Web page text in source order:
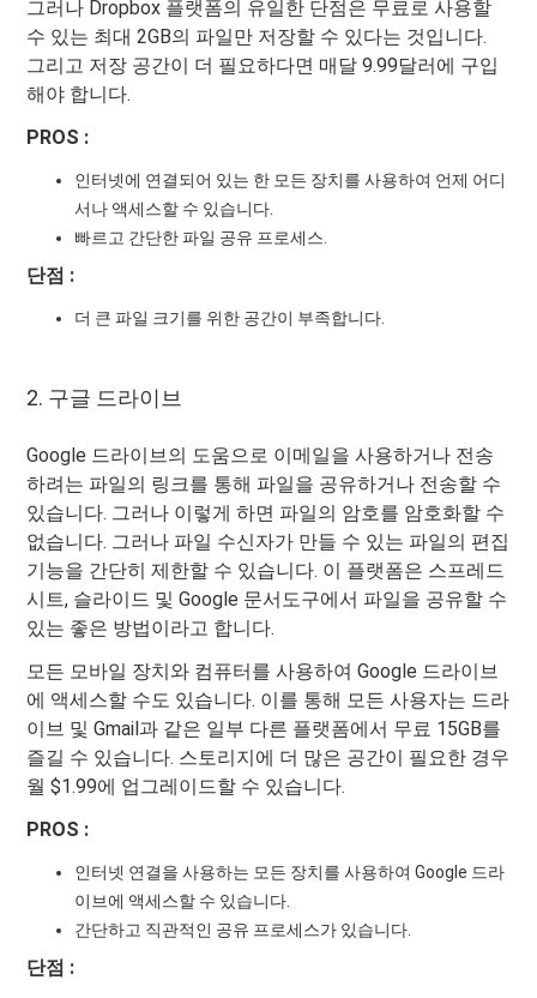
그러나 Dropbox 플랫폼의 유일한 단점은 무료로 사용할
수 있는 최대 2GB의 파일만 저장할 수 있다는 것입니다.
그리고 저장 공간이 더 필요하다면 매달 9.99달러에 구입
해야 합니다.
PROS :
인터넷에 연결되어 있는 한 모든 장치를 사용하여 언제 어디
서나 액세스할 수 있습니다.
빠르고 간단한 파일 공유 프로세스.
단점 :
더 큰 파일 크기를 위한 공간이 부족합니다.
2. 구글 드라이브
Google 드라이브의 도움으로 이메일을 사용하거나 전송
하려는 파일의 링크를 통해 파일을 공유하거나 전송할 수
있습니다. 그러나 이렇게 하면 파일의 암호를 암호화할 수
없습니다. 그러나 파일 수신자가 만들 수 있는 파일의 편집
기능을 간단히 제한할 수 있습니다. 이 플랫폼은 스프레드
시트, 슬라이드 및 Google 문서도구에서 파일을 공유할 수
있는 좋은 방법이라고 합니다.
모든 모바일 장치와 컴퓨터를 사용하여 Google 드라이브
에 액세스할 수도 있습니다. 이를 통해 모든 사용자는 드라
이브 및 Gmail과 같은 일부 다른 플랫폼에서 무료 15GB를
즐길 수 있습니다. 스토리지에 더 많은 공간이 필요한 경우
월 $1.99에 업그레이드할 수 있습니다.
PROS :
인터넷 연결을 사용하는 모든 장치를 사용하여 Google 드라
이브에 액세스할 수 있습니다.
간단하고 직관적인 공유 프로세스가 있습니다.
단점 :